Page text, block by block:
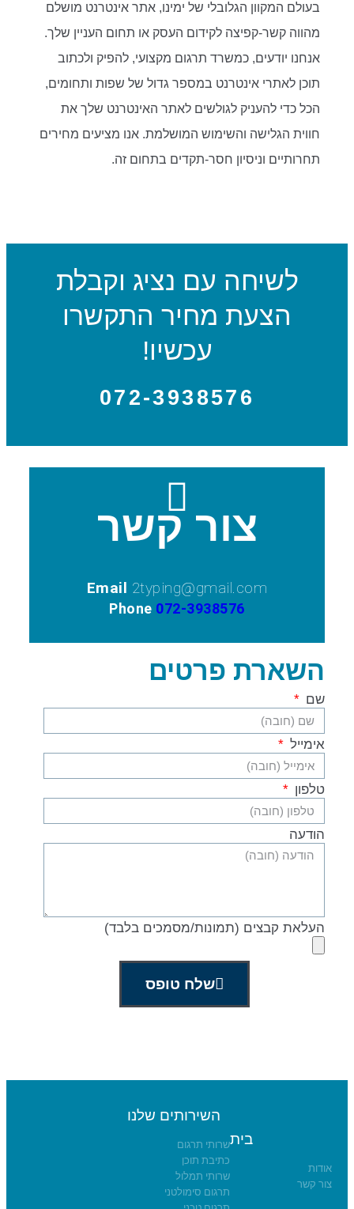
בעולם המקוון הגלובלי של ימינו, אתר אינטרנט מושלם
מהווה קשר-קפיצה לקידום העסק או תחום העניין שלך.
אנחנו יודעים, כמשרד תרגום מקצועי, להפיק ולכתוב
תוכן לאתרי אינטרנט במספר גדול של שפות ותחומים,
הכל כדי להעניק לגולשים לאתר האינטרנט שלך את
חווית הגלישה והשימוש המושלמת. אנו מציעים מחירים
תחרותיים וניסיון חסר-תקדים בתחום זה.
לשיחה עם נציג וקבלת
הצעת מחיר התקשרו
עכשיו!
072-3938576
צור קשר
Email 2typing@gmail.com
Phone 072-3938576
השארת פרטים
שם
אימייל
טלפון
הודעה
העלאת קבצים (תמונות/מסמכים בלבד)
שלח טופס
בית
אודות
צור קשר
השירותים שלנו
שרותי תרגום
כתיבת תוכן
שרותי תמלול
תרגום סימולטני